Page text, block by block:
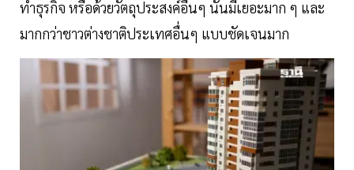
ทำธุรกิจ หรือด้วยวัตถุประสงค์อื่นๆ นั้นมีเยอะมาก ๆ และ
มากกว่าชาวต่างชาติประเทศอื่นๆ แบบชัดเจนมาก